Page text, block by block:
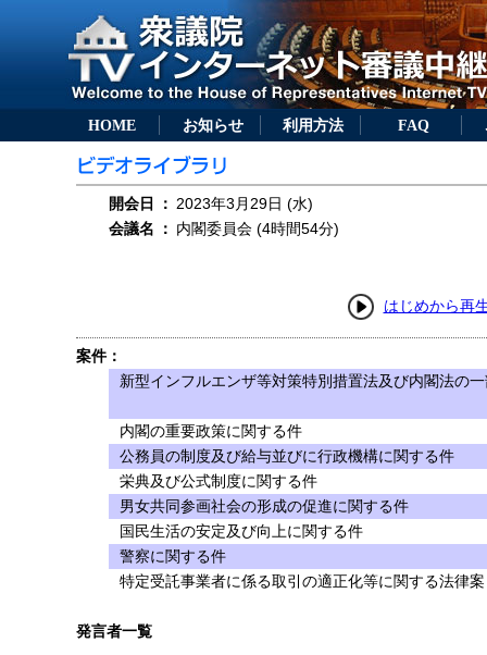
HOME お知らせ 利用方法 FAQ
開会日 ： 2023年3月29日 (水)
会議名
： 内閣委員会 (4時間54分)
はじめから再
案件：
新型インフルエンザ等対策特別措置法及び内閣法の
内閣の重要政策に関する件
公務員の制度及び給与並びに行政機構に関する件
栄典及び公式制度に関する件
男女共同参画社会の形成の促進に関する件
国民生活の安定及び向上に関する件
警察に関する件
特定受託事業者に係る取引の適正化等に関する法律
発言者一覧